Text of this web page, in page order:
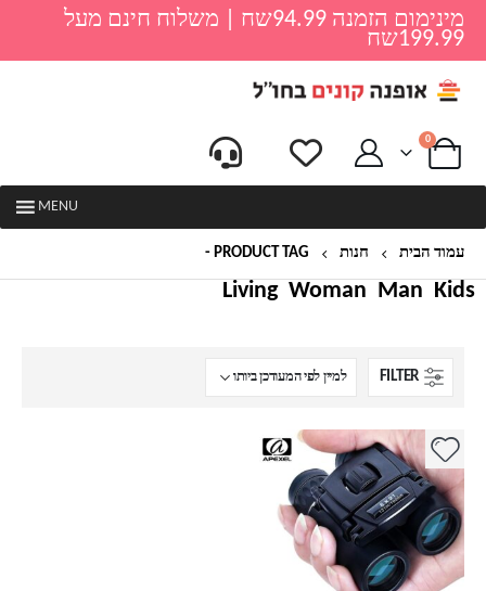
מינימום הזמנה 94.99שח | משלוח חינם מעל
199.99שח
0
MENU
עמוד הבית חנות PRODUCT TAG -
Kids
Man
Woman
Living
FILTER